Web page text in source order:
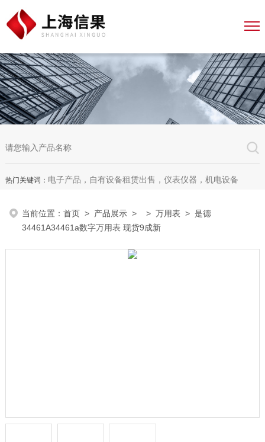
热门关键词： 电子产品，自有设备租赁出售，仪表仪器，机电设备
当前位置：首页 > 产品展示 > >万用表 > 是德
34461A34461a数字万用表 现货9成新